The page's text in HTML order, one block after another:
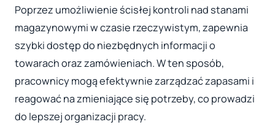
Poprzez umożliwienie ścisłej kontroli nad stanami
magazynowymi w czasie rzeczywistym, zapewnia
szybki dostęp do niezbędnych informacji o
towarach oraz zamówieniach. W ten sposób,
pracownicy mogą efektywnie zarządzać zapasami i
reagować na zmieniające się potrzeby, co prowadzi
do lepszej organizacji pracy.